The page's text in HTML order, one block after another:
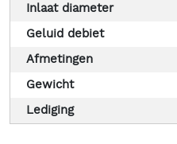
Inlaat diameter
Geluid debiet
Afmetingen
Gewicht
Lediging